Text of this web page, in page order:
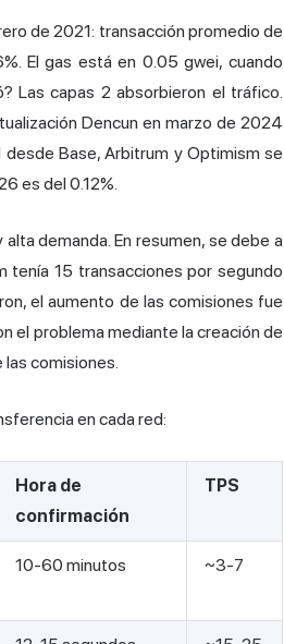
de 2021: transacción promedio de
El gas está en 0.05 gwei, cuando
Las capas 2 absorbieron el tráfico.
Dencun en marzo de 2024
Base, Arbitrum y Optimism se
es del 0.12%.
demanda. En resumen, se debe a
tenía 15 transacciones por segundo
el aumento de las comisiones fue
el problema mediante la creación de
las comisiones.
en cada red:
Hora de
confirmación
TPS
10-60 minutos ~3-7